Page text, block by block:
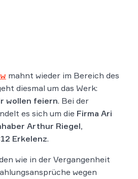
mahnt wieder im Bereich des
diesmal um das Werk:
wollen feiern. Bei der
es sich um die Firma Ari
Arthur Riegel,
Erkelenz.
wie in der Vergangenheit
wegen